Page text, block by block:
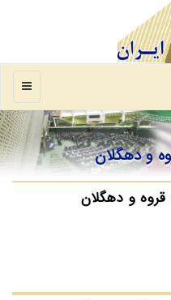
منو
و دهگلان
قروه و دهگلان